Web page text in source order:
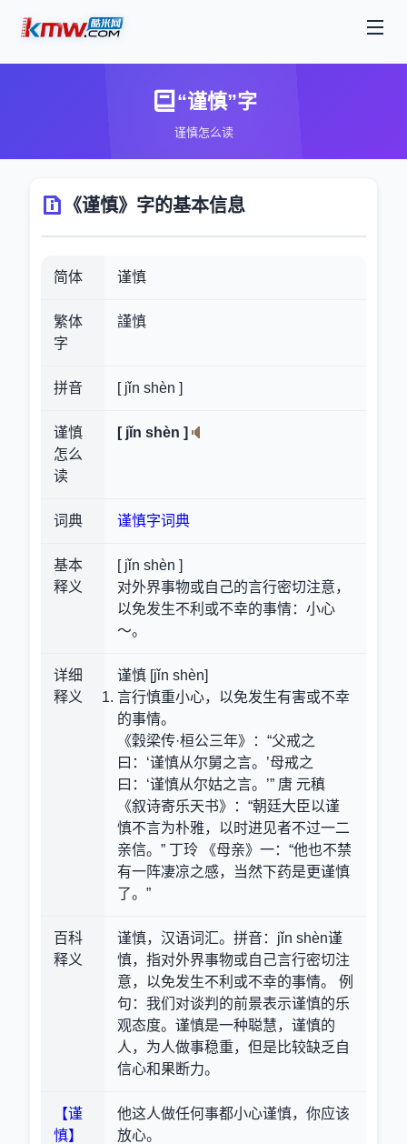
“谨慎”字
谨慎怎么读
《谨慎》字的基本信息
简体 谨慎
繁体
字
謹慎
拼音 [ jǐn shèn ]
谨慎
怎么
读
[ jǐn shèn ]
词典 谨慎字词典
基本
释义
[ jǐn shèn ]
对外界事物或自己的言行密切注意，
以免发生不利或不幸的事情：小心
～。
详细
释义
谨慎 [jǐn shèn]
言行慎重小心，以免发生有害或不幸
的事情。
《穀梁传·桓公三年》：“父戒之
曰：‘谨慎从尔舅之言。’母戒之
曰：‘谨慎从尔姑之言。’” 唐 元稹
《叙诗寄乐天书》：“朝廷大臣以谨
慎不言为朴雅，以时进见者不过一二
亲信。” 丁玲 《母亲》一：“他也不禁
有一阵凄凉之感，当然下药是更谨慎
了。”
百科
释义
谨慎，汉语词汇。拼音：jǐn shèn谨
慎，指对外界事物或自己言行密切注
意，以免发生不利或不幸的事情。 例
句：我们对谈判的前景表示谨慎的乐
观态度。谨慎是一种聪慧，谨慎的
人，为人做事稳重，但是比较缺乏自
信心和果断力。
【谨
慎】
他这人做任何事都小心谨慎，你应该
放心。